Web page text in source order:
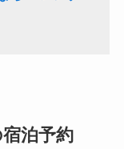
泊予約